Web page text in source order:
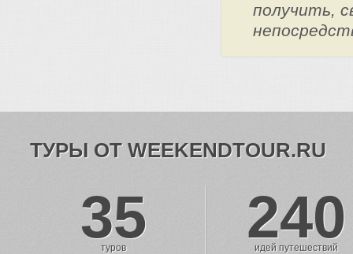
получить,
ТУРЫ ОТ WEEKENDTOUR.RU
35
туров 240
идей путешествий